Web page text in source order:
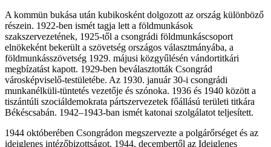
A kommün bukása után kubikosként dolgozott az ország különböző
részein. 1922-ben ismét tagja lett a földmunkások
szakszervezetének, 1925-től a csongrádi földmunkáscsoport
elnökeként bekerült a szövetség országos választmányába, a
földmunkásszövetség 1929. májusi közgyűlésén vándortitkári
megbízatást kapott. 1929-ben beválasztották Csongrád
városképviselő-testületébe. Az 1930. január 30-i csongrádi
munkanélküli-tüntetés vezetője és szónoka. 1936 és 1940 között a
tiszántúli szociáldemokrata pártszervezetek főállású területi titkára
Békéscsabán. 1942–1943-ban ismét katonai szolgálatot teljesített.
1944 októberében Csongrádon megszervezte a polgárőrséget és az
ideiglenes intézőbizottságot. 1944. decembertől az Ideiglenes